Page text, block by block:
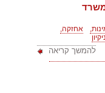
אחזקה,
ניקיון
להמשך קריאה